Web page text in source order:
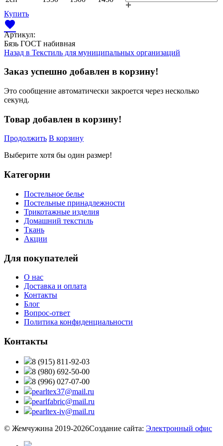
Купить
favorite
Артикул:
Бязь ГОСТ набивная
Назад в Текстиль для муниципальных организаций
Заказ успешно добавлен в корзину!
Это сообщение автоматически закроется через несколько
секунд.
Товар добавлен в корзину!
Продолжить В корзину
Выберите хотя бы один размер!
Категории
Постельное белье
Постельные принадлежности
Трикотажные изделия
Домашний текстиль
Ткань
Акции
Для покупателей
О нас
Доставка и оплата
Контакты
Блог
Вопрос-ответ
Политика конфиденциальности
Контакты
8 (915) 811-92-03
8 (980) 692-50-00
8 (996) 027-07-00
pearltex37@mail.ru
pearlfabric@mail.ru
pearltex-iv@mail.ru
© Жемчужина 2019-2026Создание сайта: Электронный офис